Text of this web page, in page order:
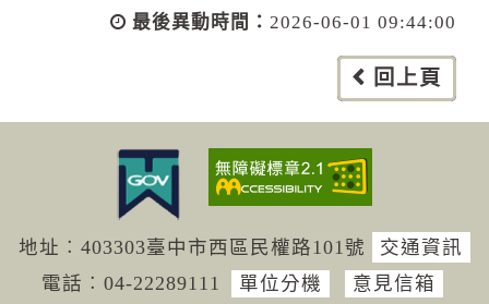
最後異動時間： 2026-06-01 09:44:00
回上頁
地址︰403303臺中市西區民權路101號
交通資訊
電話︰04-22289111 單位分機
意見信箱